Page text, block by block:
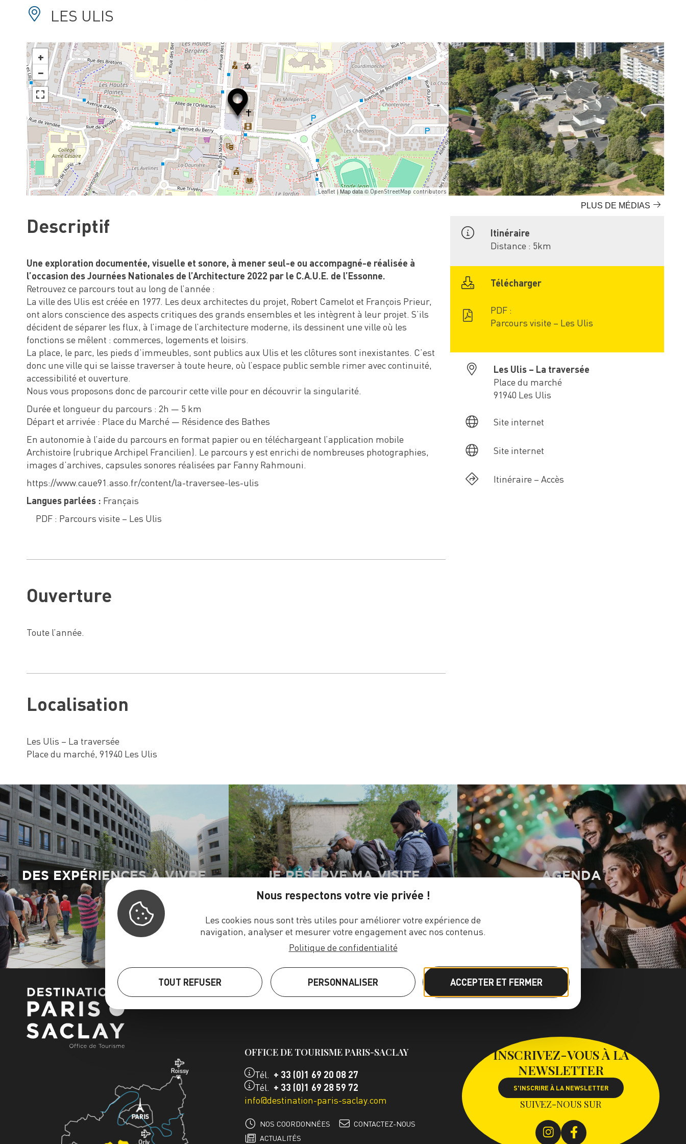
LES ULIS
+
−
Leaflet | Map data ©OpenStreetMap contributors
PLUS DE MÉDIAS
Descriptif
Une exploration documentée, visuelle et sonore, à mener seul-e ou accompagné-e réalisée à
l’occasion des Journées Nationales de l’Architecture 2022 par le C.A.U.E. de l’Essonne.
Retrouvez ce parcours tout au long de l’année :
La ville des Ulis est créée en 1977. Les deux architectes du projet, Robert Camelot et François Prieur,
ont alors conscience des aspects critiques des grands ensembles et les intègrent à leur projet. S’ils
décident de séparer les flux, à l’image de l’architecture moderne, ils dessinent une ville où les
fonctions se mêlent : commerces, logements et loisirs.
La place, le parc, les pieds d’immeubles, sont publics aux Ulis et les clôtures sont inexistantes. C’est
donc une ville qui se laisse traverser à toute heure, où l’espace public semble rimer avec continuité,
accessibilité et ouverture.
Nous vous proposons donc de parcourir cette ville pour en découvrir la singularité.
Durée et longueur du parcours : 2h — 5 km
Départ et arrivée : Place du Marché — Résidence des Bathes
En autonomie à l’aide du parcours en format papier ou en téléchargeant l’application mobile
Archistoire (rubrique Archipel Francilien). Le parcours y est enrichi de nombreuses photographies,
images d’archives, capsules sonores réalisées par Fanny Rahmouni.
https://www.caue91.asso.fr/content/la-traversee-les-ulis
Langues parlées : Français
PDF : Parcours visite – Les Ulis
Ouverture
Toute l’année.
Localisation
Les Ulis – La traversée
Place du marché, 91940 Les Ulis
Itinéraire
Distance : 5km
Télécharger
PDF :
Parcours visite – Les Ulis
Les Ulis – La traversée
Place du marché
91940 Les Ulis
Site internet
Site internet
Itinéraire – Accès
DES EXPÉRIENCES À VIVRE JE RÉSERVE MA VISITE AGENDA
OFFICE DE TOURISME PARIS-SACLAY
Tél. + 33 (0)1 69 20 08 27
Tél. + 33 (0)1 69 28 59 72
info@destination-paris-saclay.com
NOS COORDONNÉES
CONTACTEZ-NOUS
ACTUALITÉS
INSCRIVEZ-VOUS À LA
NEWSLETTER
S'INSCRIRE À LA NEWSLETTER
SUIVEZ-NOUS SUR
Nous respectons votre vie privée !
Les cookies nous sont très utiles pour améliorer votre expérience de
navigation, analyser et mesurer votre engagement avec nos contenus.
Politique de confidentialité
ACCEPTER ET FERMER
PERSONNALISER
TOUT REFUSER